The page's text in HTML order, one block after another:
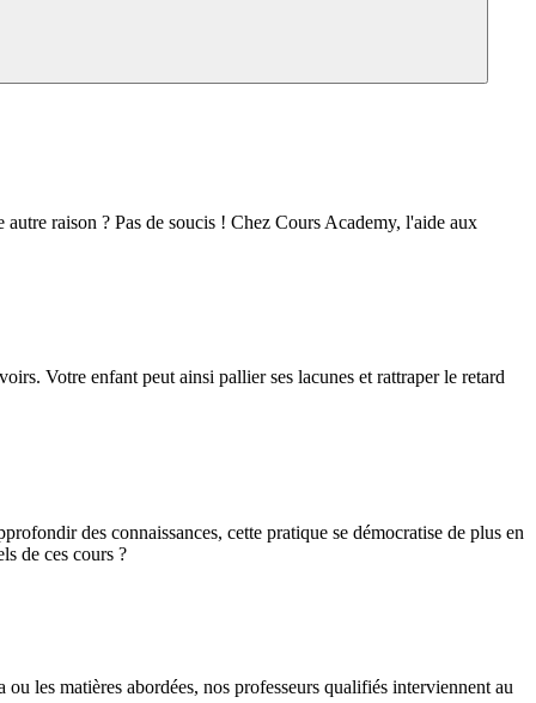
raison ? Pas de soucis ! Chez Cours Academy, l'aide aux
Votre enfant peut ainsi pallier ses lacunes et rattraper le retard
des connaissances, cette pratique se démocratise de plus en
de ces cours ?
les matières abordées, nos professeurs qualifiés interviennent au